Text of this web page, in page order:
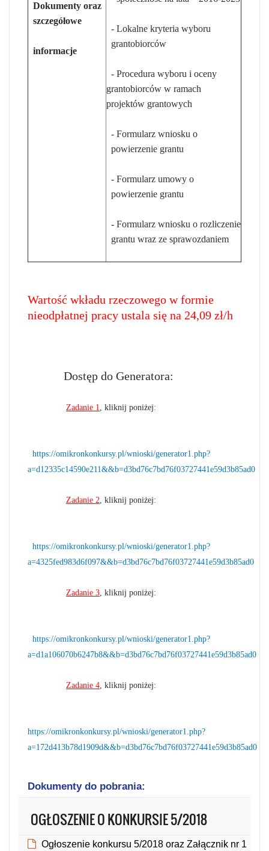
Dokumenty oraz
szczegółowe
informacje
- Lokalne kryteria wyboru
grantobiorców
- Procedura wyboru i oceny
grantobiorców w ramach
projektów grantowych
- Formularz wniosku o
powierzenie grantu
- Formularz umowy o
powierzenie grantu
- Formularz wniosku o rozliczenie
grantu wraz ze sprawozdaniem
Wartość wkładu rzeczowego w formie
nieodpłatnej pracy ustala się na 24,09 zł/h
Dostęp do Generatora:
Zadanie 1, kliknij poniżej:
https://omikronkonkursy.pl/wnioski/generator1.php?
a=d12335c14590e211&&b=d3bd76c7bd76f03727441e59d3b85ad0
Zadanie 2, kliknij poniżej:
https://omikronkonkursy.pl/wnioski/generator1.php?
a=4325fed983d6f097&&b=d3bd76c7bd76f03727441e59d3b85ad0
Zadanie 3, kliknij poniżej:
https://omikronkonkursy.pl/wnioski/generator1.php?
a=d1a106070b6247b8&&b=d3bd76c7bd76f03727441e59d3b85ad0
Zadanie 4, kliknij poniżej:
https://omikronkonkursy.pl/wnioski/generator1.php?
a=172d413b78d1909d&&b=d3bd76c7bd76f03727441e59d3b85ad0
Dokumenty do pobrania:
OGŁOSZENIE O KONKURSIE 5/2018
Ogłoszenie konkursu 5/2018 oraz Załącznik nr 1